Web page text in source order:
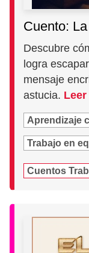
Cuento:
Descubre
logra
mensaje
astucia.
Aprendizaje
Trabajo en
Cuentos